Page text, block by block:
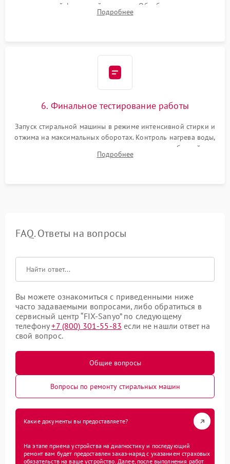
надежной фиксацией хомутами. Обработка стыков
герметиком для предотвращения возможных протечек воды.
Подробнее
6. Финальное тестирование работы
Запуск стиральной машины в режиме интенсивной стирки и
отжима на максимальных оборотах. Контроль нагрева воды,
корректности слива, отсутствия излишних вибраций,
посторонних стуков и протечек под корпусом.
Подробнее
FAQ. Ответы на вопросы
Вы можете ознакомиться с приведенными ниже
часто задаваемыми вопросами, либо обратиться в
сервисный центр “FIX-Sanyo” по следующему
телефону+7 (800) 301-55-83 если не нашли ответ на
свой вопрос.
Общие вопросы
Вопросы по ремонту стиральных машин
Какие документы вы предоставляете?
На этапе приема устройства на диагностику и последующий
ремонт вам будет предоставлен заказ-наряд с указанием страховых
обязательств на ваше устройство. Далее, после выполнения работ